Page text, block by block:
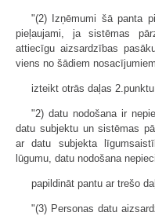
"(2) Izņēmumi šā panta
pieļaujami, ja sistēmas
attiecīgu aizsardzības
viens no šādiem
izteikt otrās daļas
"2) datu nodošana ir
datu subjektu un sistēmas
ar datu subjekta
lūgumu, datu nodošana
papildināt pantu ar trešo
"(3) Personas datu